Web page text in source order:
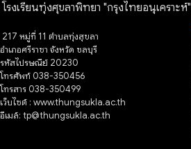
โรงเรียนทุ่งศุขลาพิทยา "กรุงไทยอนุเคราะห์"
217 หมู่ที่ 11 ตำบลทุ่งสุขลา
อำเภอศรีราชา จังหวัด ชลบุรี
รหัสไปรษณีย์ 20230
โทรศัพท์ 038-350456
โทรสาร 038-350499
เว็บไซต์ : www.thungsukla.ac.th
อีเมล์: tp@thungsukla.ac.th